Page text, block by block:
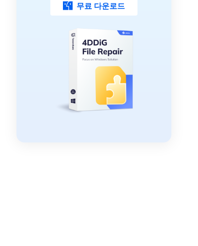
무료 다운로드